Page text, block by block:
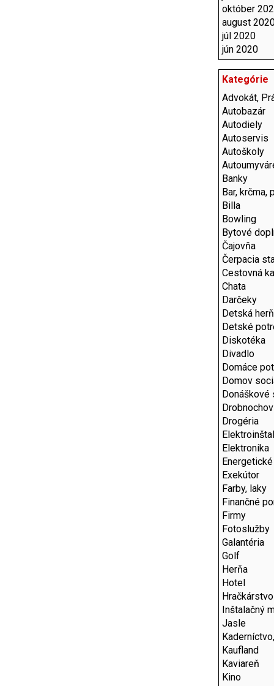
október
august
júl 2020
jún 2020
Kategórie
Advokát,
Autobazár
Autodiely
Autoservis
Autoškoly
Banky
Bar, krčma,
Billa
Bowling
Bytové
Čajovňa
Čerpacia
Cestovná
Chata
Darčeky
Detská
Detské
Diskotéka
Divadlo
Domáce
Domov
Donáškové
Drobnochov
Drogéria
Elektronika
Exekútor
Farby, laky
Finančné
Firmy
Fotoslužby
Galantéria
Golf
Herňa
Hotel
Hračkárstvo
Inštalačný
Jasle
Kaufland
Kaviareň
Kino